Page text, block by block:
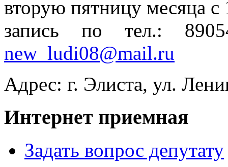
вторую пятницу месяца
запись по тел.:
new_ludi08@mail.ru
Адрес: г. Элиста, ул.
Интернет приемная
Задать вопрос депутату